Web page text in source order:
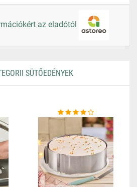
az eladótól
SÜTŐEDÉNYEK